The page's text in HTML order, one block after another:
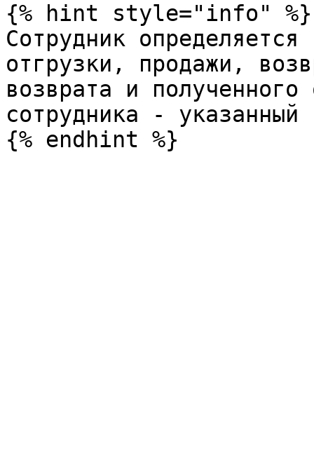
{% hint style="info" %}
Сотрудник
отгрузки, продажи,
возврата и
сотрудника - указанный